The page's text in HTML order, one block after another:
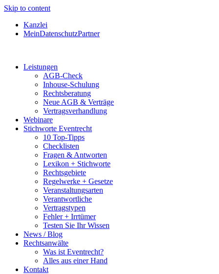
Skip to content
Kanzlei
MeinDatenschutzPartner
Leistungen
AGB-Check
Inhouse-Schulung
Rechtsberatung
Neue AGB & Verträge
Vertragsverhandlung
Webinare
Stichworte Eventrecht
10 Top-Tipps
Checklisten
Fragen & Antworten
Lexikon + Stichworte
Rechtsgebiete
Regelwerke + Gesetze
Veranstaltungsarten
Verantwortliche
Vertragstypen
Fehler + Irrtümer
Testen Sie Ihr Wissen
News / Blog
Rechtsanwälte
Was ist Eventrecht?
Alles aus einer Hand
Kontakt